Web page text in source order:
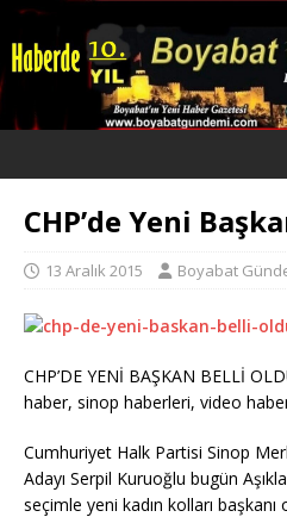
CHP’de Yeni
13 Aralık 2015 Boyabat
CHP’DE YENİ BAŞKAN BELLİ
haber, sinop haberleri, video
Cumhuriyet Halk Partisi Sinop
Adayı Serpil Kuruoğlu bugün
seçimle yeni kadın kolları